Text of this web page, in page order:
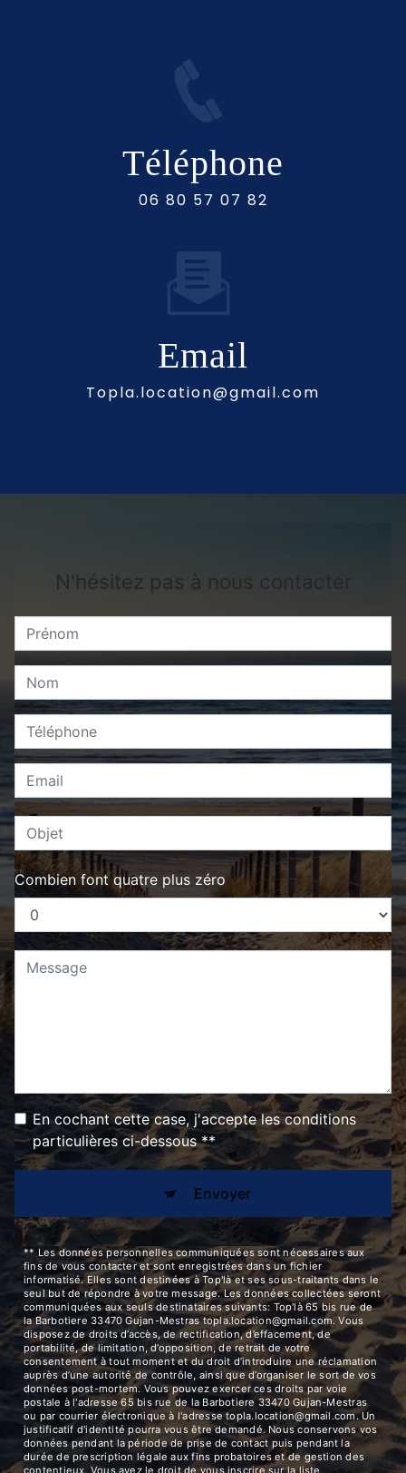
Téléphone
06 80 57 07 82
Email
topla.location@gmail.com
N'hésitez pas à nous contacter
Combien font quatre plus zéro
En cochant cette case, j'accepte les conditions
particulières ci-dessous **
Envoyer
** Les données personnelles communiquées sont nécessaires aux
fins de vous contacter et sont enregistrées dans un fichier
informatisé. Elles sont destinées à Top'là et ses sous-traitants dans le
seul but de répondre à votre message. Les données collectées seront
communiquées aux seuls destinataires suivants: Top'là 65 bis rue de
la Barbotiere 33470 Gujan-Mestras topla.location@gmail.com. Vous
disposez de droits d’accès, de rectification, d’effacement, de
portabilité, de limitation, d’opposition, de retrait de votre
consentement à tout moment et du droit d’introduire une réclamation
auprès d’une autorité de contrôle, ainsi que d’organiser le sort de vos
données post-mortem. Vous pouvez exercer ces droits par voie
postale à l'adresse 65 bis rue de la Barbotiere 33470 Gujan-Mestras
ou par courrier électronique à l'adresse topla.location@gmail.com. Un
justificatif d'identité pourra vous être demandé. Nous conservons vos
données pendant la période de prise de contact puis pendant la
durée de prescription légale aux fins probatoires et de gestion des